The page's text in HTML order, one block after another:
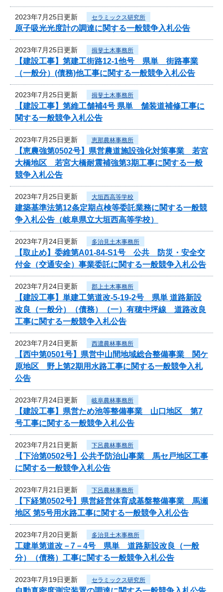
2023年7月25日更新 セラミックス研究所
原子吸光光度計の調達に関する一般競争入札公告
2023年7月25日更新 揖斐土木事務所
【建設工事】第建工街路12-1他号 県単 街路事業
（一般分）(債務)他工事に関する一般競争入札公告
2023年7月25日更新 揖斐土木事務所
【建設工事】第維工舗補4号 県単 舗装道補修工事に
関する一般競争入札公告
2023年7月25日更新 恵那農林事務所
【恵農強第0502号】県営農道施設強化対策事業 若宮
大橋地区 若宮大橋耐震補強第3期工事に関する一般
競争入札公告
2023年7月25日更新 大垣西高等学校
建築基準法第12条定期点検等委託業務に関する一般競
争入札公告（岐阜県立大垣西高等学校）
2023年7月24日更新 多治見土木事務所
【取止め】委維第A01-84-S1号 公共 防災・安全交
付金（交通安全）事業委託に関する一般競争入札公告
2023年7月24日更新 郡上土木事務所
【建設工事】単建工第道改-5-19-2号 県単 道路新設
改良（一般分）（債務）（一）有穂中坪線 道路改良
工事に関する一般競争入札公告
2023年7月24日更新 西濃農林事務所
【西中第0501号】県営中山間地域総合整備事業 関ケ
原地区 野上第2期用水路工事に関する一般競争入札
公告
2023年7月24日更新 岐阜農林事務所
【建設工事】県営ため池等整備事業 山口地区 第7
号工事に関する一般競争入札公告
2023年7月21日更新 下呂農林事務所
【下治第0502号】公共予防治山事業 馬セ戸地区工事
に関する一般競争入札公告
2023年7月21日更新 下呂農林事務所
【下経第0502号】県営経営体育成基盤整備事業 馬瀬
地区 第5号用水路工事に関する一般競争入札公告
2023年7月20日更新 多治見土木事務所
工建単第道改－7－4号 県単 道路新設改良（一般
分）（債務）工事に関する一般競争入札公告
2023年7月19日更新 セラミックス研究所